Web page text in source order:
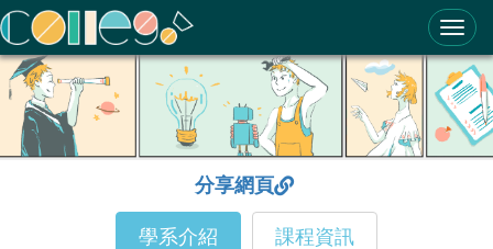
ColleGo! 大學選才與高中育才輔助系統
分享網頁
學系介紹 課程資訊